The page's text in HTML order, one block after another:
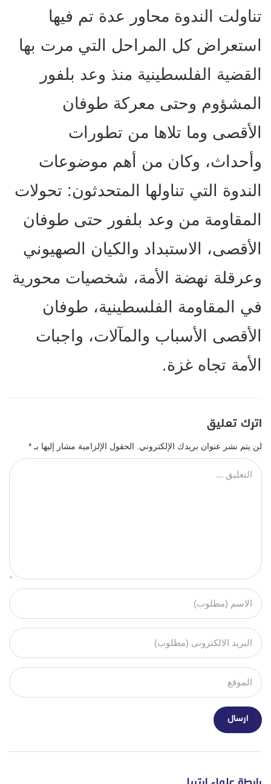
تناولت الندوة محاور عدة تم فيها
استعراض كل المراحل التي مرت بها
القضية الفلسطينية منذ وعد بلفور
المشؤوم وحتى معركة طوفان
الأقصى وما تلاها من تطورات
وأحداث، وكان من أهم موضوعات
الندوة التي تناولها المتحدثون: تحولات
المقاومة من وعد بلفور حتى طوفان
الأقصى، الاستبداد والكيان الصهيوني
وعرقلة نهضة الأمة، شخصيات محورية
في المقاومة الفلسطينية، طوفان
الأقصى الأسباب والمآلات، واجبات
الأمة تجاه غزة.
اترك تعليق
لن يتم نشر عنوان بريدك الإلكتروني. الحقول الإلزامية مشار إليها بـ *